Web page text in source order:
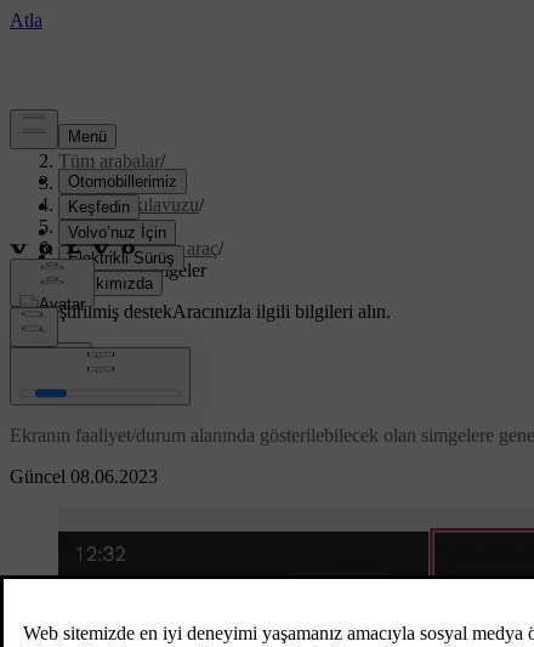
Destek
Tüm arabalar/
XC70 2016/
Kullanıcı kılavuzu/
Infotainment/
İnternete bağlı araç/
Ekrandaki simgeler
Özelleştirilmiş destekAracınızla ilgili bilgileri alın.
Güncel 08.06.2023
Ekrandaki simgeler
Ekranın faaliyet/durum alanında gösterilebilecek olan simgelere